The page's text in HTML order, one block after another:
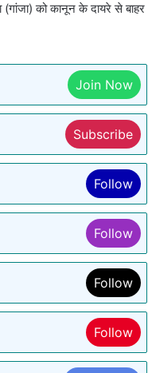
को कानून के दायरे से बाहर
Join Now
Subscribe
Follow
Follow
Follow
Follow